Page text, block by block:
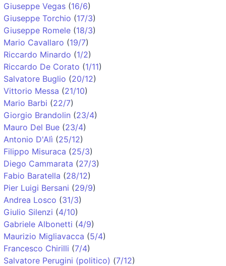
Giuseppe Vegas (16/6)
Giuseppe Torchio (17/3)
Giuseppe Romele (18/3)
Mario Cavallaro (19/7)
Riccardo Minardo (1/2)
Riccardo De Corato (1/11)
Salvatore Buglio (20/12)
Vittorio Messa (21/10)
Mario Barbi (22/7)
Giorgio Brandolin (23/4)
Mauro Del Bue (23/4)
Antonio D'Alì (25/12)
Filippo Misuraca (25/3)
Diego Cammarata (27/3)
Fabio Baratella (28/12)
Pier Luigi Bersani (29/9)
Andrea Losco (31/3)
Giulio Silenzi (4/10)
Gabriele Albonetti (4/9)
Maurizio Migliavacca (5/4)
Francesco Chirilli (7/4)
Salvatore Perugini (politico) (7/12)